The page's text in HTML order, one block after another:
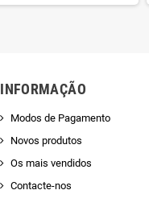
INFORMAÇÃO
Modos de Pagamento
Novos produtos
Os mais vendidos
Contacte-nos